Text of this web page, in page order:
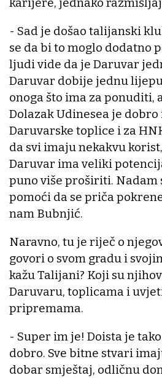
karijere, jednako
- Sad je došao talijanski
se da bi to moglo dodatno
ljudi vide da je Daruvar
Daruvar dobije jednu
onoga što ima za ponuditi,
Dolazak Udinesea je dobro
Daruvarske toplice i za
da svi imaju nekakvu
Daruvar ima veliki
puno više proširiti. Nadam
pomoći da se priča
nam Bubnjić.
Naravno, tu je riječ o
govori o svom gradu i
kažu Talijani? Koji su
Daruvaru, toplicama i
pripremama.
- Super im je! Doista je
dobro. Sve bitne stvari
dobar smještaj, odličnu